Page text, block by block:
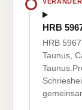
HRB
HRB
Taunus,